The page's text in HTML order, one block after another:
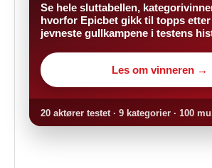
Se hele sluttabellen,
hvorfor Epicbet gikk til topps etter
jevneste gullkampene i testens
Les om vinneren →
20 aktører testet · 9 kategorier · 100